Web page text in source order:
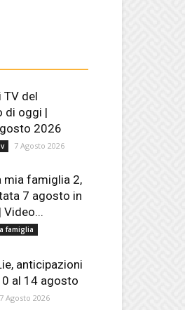
TV del
di oggi |
2026
7 Agosto 2026
mia famiglia 2,
7 agosto in
famiglia
anticipazioni
al 14 agosto
7 Agosto 2026